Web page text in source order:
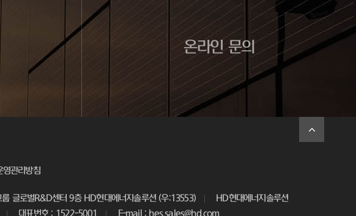
온라인 문의
영관리방침
글로벌R&D센터 9층 HD현대에너지솔루션 (우:13553)
HD현대에너지솔루션
대표번호 : 1522-5001 E-mail : hes.sales@hd.com